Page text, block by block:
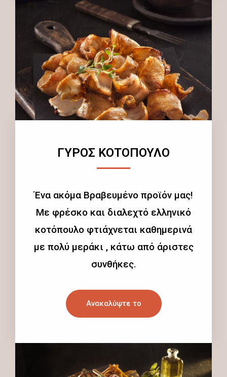
ΓΥΡΟΣ ΚΟΤΟΠΟΥΛΟ
Ένα ακόμα Βραβευμένο προϊόν μας!
Με φρέσκο και διαλεχτό ελληνικό
κοτόπουλο φτιάχνεται καθημερινά
με πολύ μεράκι , κάτω από άριστες
συνθήκες.
Ανακαλύψτε το